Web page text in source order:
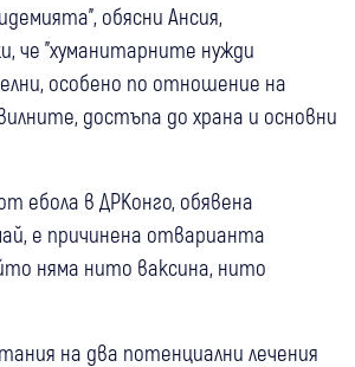
обясни Ансия,
че "хуманитарните нужди
особено по отношение на
достъпа до храна и основни
ебола в ДРКонго, обявена
е причинена отварианта
няма нито ваксина, нито
на два потенциални лечения